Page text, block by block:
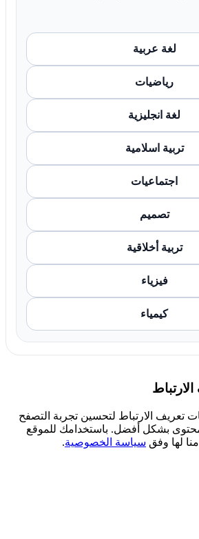
لغة عربية
رياضيات
لغة انجليزية
تربية اسلامية
اجتماعيات
تصميم
تربية أخلاقية
فيزياء
كيمياء
تعريف الارتباط لتحسين تجربة التصفح
بشكل أفضل. باستخدامك للموقع
لها وفق سياسة الخصوصية.